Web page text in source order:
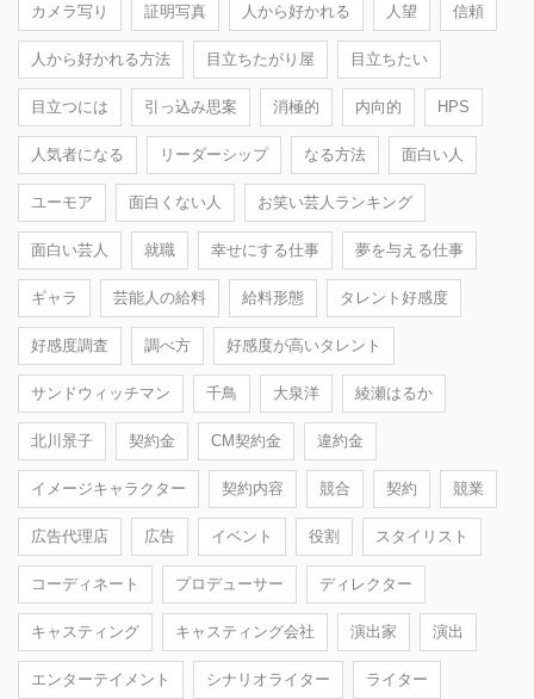
カメラ写り 証明写真 人から好かれる 人望 信頼
人から好かれる方法 目立ちたがり屋 目立ちたい
目立つには 引っ込み思案 消極的 内向的 HPS
人気者になる リーダーシップ なる方法 面白い人
ユーモア 面白くない人 お笑い芸人ランキング
面白い芸人 就職 幸せにする仕事 夢を与える仕事
ギャラ 芸能人の給料 給料形態 タレント好感度
好感度調査 調べ方 好感度が高いタレント
サンドウィッチマン 千鳥 大泉洋 綾瀬はるか
北川景子 契約金 CM契約金 違約金
イメージキャラクター 契約内容 競合 契約 競業
広告代理店 広告 イベント 役割 スタイリスト
コーディネート プロデューサー ディレクター
キャスティング キャスティング会社 演出家 演出
エンターテイメント シナリオライター ライター